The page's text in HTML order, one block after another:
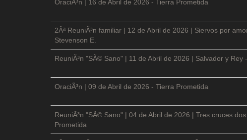
OraciÃ³n | 16 de Abril de 2026 - Tierra Prometida
2Âª ReuniÃ³n familiar | 12 de Abril de 2026 | Siervos por
Stevenson E.
ReuniÃ³n "SÃ© Sano" | 11 de Abril de 2026 | Salvador y Rey
OraciÃ³n | 09 de Abril de 2026 - Tierra Prometida
ReuniÃ³n "SÃ© Sano" | 04 de Abril de 2026 | Tres cruces
Prometida